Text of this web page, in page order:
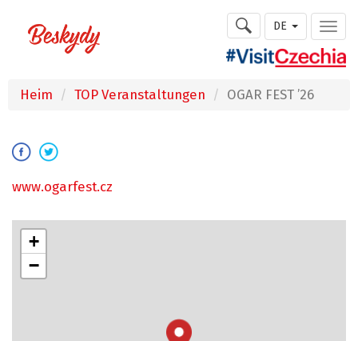
DE
Heim TOP Veranstaltungen OGAR FEST ’26
www.ogarfest.cz
+
−